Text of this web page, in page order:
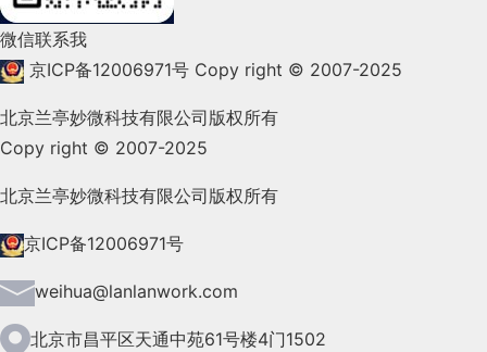
2021年12月(105)
2021年9月(153)
2021年8月(147)
2021年7月(149)
2021年6月(157)
2021年5月(124)
微信联系我
京ICP备12006971号 Copy right © 2007-2025
北京兰亭妙微科技有限公司版权所有
Copy right © 2007-2025
北京兰亭妙微科技有限公司版权所有
京ICP备12006971号
weihua@lanlanwork.com
北京市昌平区天通中苑61号楼4门1502